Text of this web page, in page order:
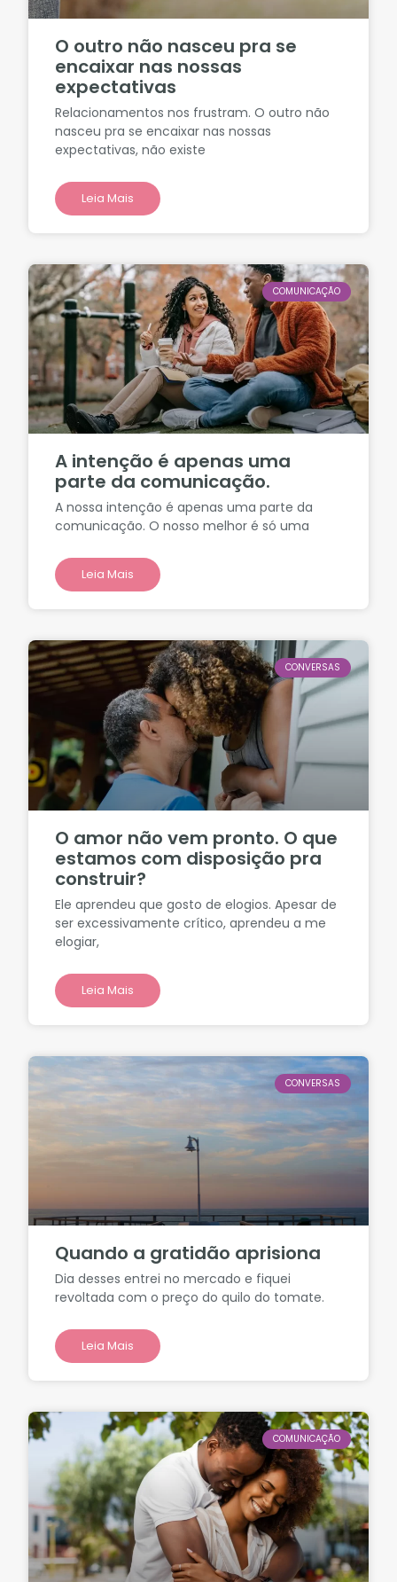
O outro não nasceu pra se
encaixar nas nossas
expectativas
Relacionamentos nos frustram. O outro não
nasceu pra se encaixar nas nossas
expectativas, não existe
Leia Mais
COMUNICAÇÃO
A intenção é apenas uma
parte da comunicação.
A nossa intenção é apenas uma parte da
comunicação. O nosso melhor é só uma
Leia Mais
CONVERSAS
O amor não vem pronto. O que
estamos com disposição pra
construir?
Ele aprendeu que gosto de elogios. Apesar de
ser excessivamente crítico, aprendeu a me
elogiar,
Leia Mais
CONVERSAS
Quando a gratidão aprisiona
Dia desses entrei no mercado e fiquei
revoltada com o preço do quilo do tomate.
Leia Mais
COMUNICAÇÃO